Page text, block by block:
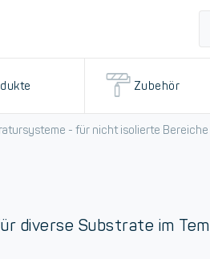
Zubehör
- für nicht isolierte Bereiche
diverse Substrate im